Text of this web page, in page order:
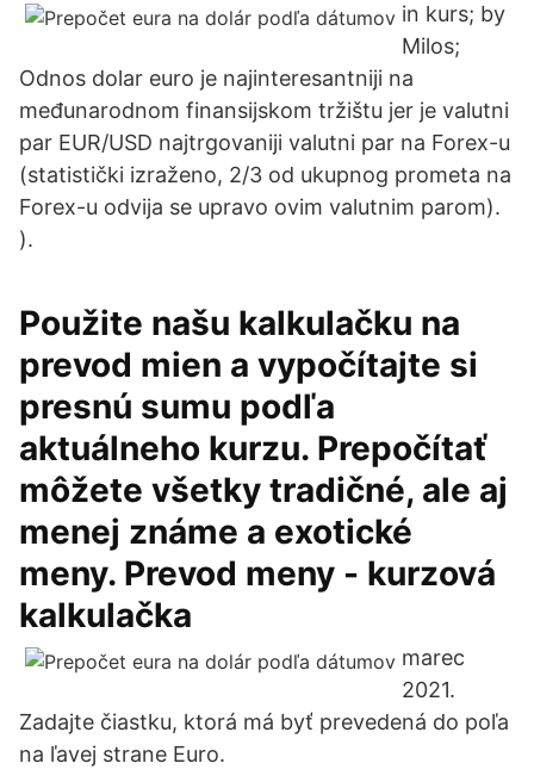
in kurs; by
Milos;
Odnos dolar euro je najinteresantniji na
međunarodnom finansijskom tržištu jer je valutni
par EUR/USD najtrgovaniji valutni par na Forex-u
(statistički izraženo, 2/3 od ukupnog prometa na
Forex-u odvija se upravo ovim valutnim parom).
).
Použite našu kalkulačku na
prevod mien a vypočítajte si
presnú sumu podľa
aktuálneho kurzu. Prepočítať
môžete všetky tradičné, ale aj
menej známe a exotické
meny. Prevod meny - kurzová
kalkulačka
marec
2021.
Zadajte čiastku, ktorá má byť prevedená do poľa
na ľavej strane Euro.